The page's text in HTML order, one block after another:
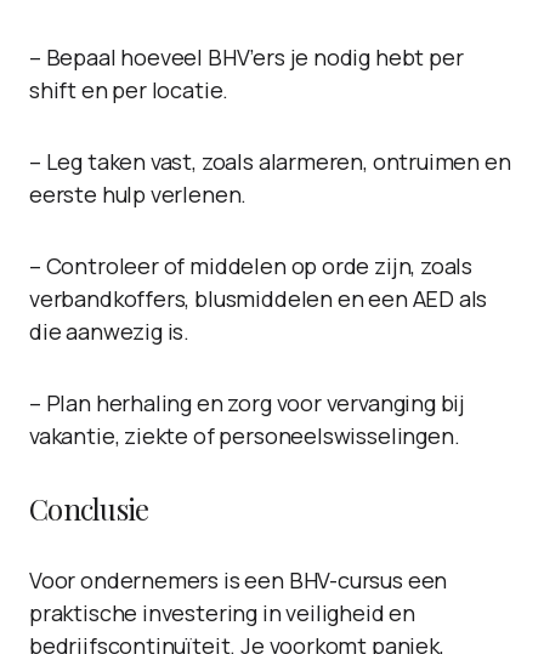
– Bepaal hoeveel BHV’ers je nodig hebt per
shift en per locatie.
– Leg taken vast, zoals alarmeren, ontruimen en
eerste hulp verlenen.
– Controleer of middelen op orde zijn, zoals
verbandkoffers, blusmiddelen en een AED als
die aanwezig is.
– Plan herhaling en zorg voor vervanging bij
vakantie, ziekte of personeelswisselingen.
Conclusie
Voor ondernemers is een BHV-cursus een
praktische investering in veiligheid en
bedrijfscontinuïteit. Je voorkomt paniek,